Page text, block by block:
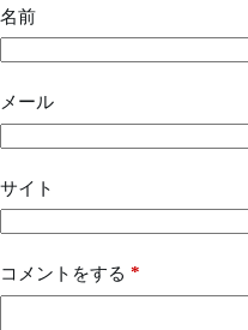
名前
メール
サイト
コメントをする *